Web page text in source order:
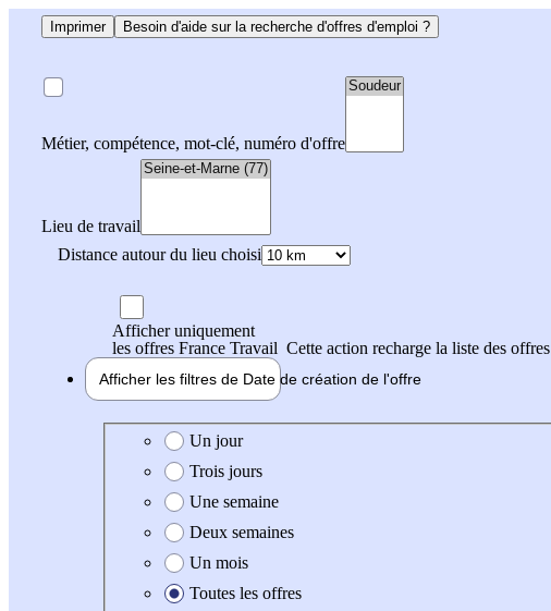
Imprimer Besoin d'aide sur la recherche d'offres d'emploi ?
Métier, compétence, mot-clé, numéro d'offre
Lieu de travail
Distance autour du lieu choisi
Afficher uniquement
les offres France Travail Cette action recharge la liste des offres
Afficher les filtres de Date de création de l'offre
Date de création de l'offre
Un jour
Trois jours
Une semaine
Deux semaines
Un mois
Toutes les offres